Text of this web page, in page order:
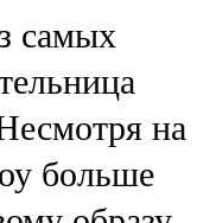
самых
на
больше